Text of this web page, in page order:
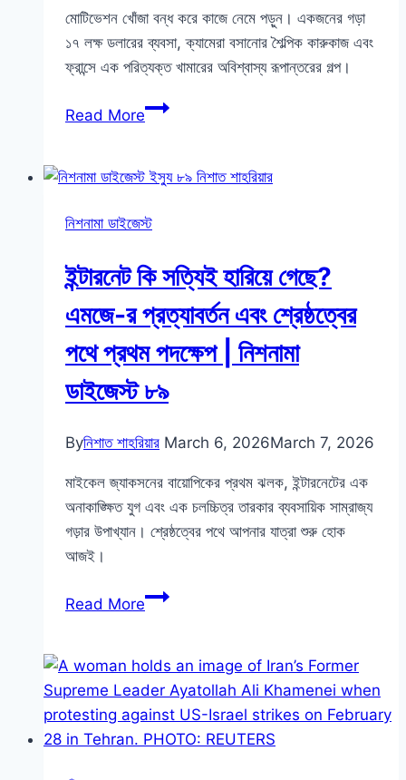
মোটিভেশন খোঁজা বন্ধ করে কাজে নেমে পড়ুন। একজনের গড়া
১৭ লক্ষ ডলারের ব্যবসা, ক্যামেরা বসানোর শৈল্পিক কারুকাজ এবং
ফ্রান্সে এক পরিত্যক্ত খামারের অবিশ্বাস্য রূপান্তরের গল্প।
Read Moreএকাই
সাম্রাজ্য,
জবসের
অভ্যাস
এবং
চ্যাটজিপিটিকে
টেক্কা
ক্রিয়েটর
|
নিশনামা
নিশনামা ডাইজেস্ট
ইন্টারনেট কি সত্যিই হারিয়ে গেছে?
এমজে-র প্রত্যাবর্তন এবং শ্রেষ্ঠত্বের
পথে প্রথম পদক্ষেপ | নিশনামা
ডাইজেস্ট ৮৯
Byনিশাত শাহরিয়ার March 6, 2026March 7, 2026
মাইকেল জ্যাকসনের বায়োপিকের প্রথম ঝলক, ইন্টারনেটের এক
অনাকাঙ্ক্ষিত যুগ এবং এক চলচ্চিত্র তারকার ব্যবসায়িক সাম্রাজ্য
গড়ার উপাখ্যান। শ্রেষ্ঠত্বের পথে আপনার যাত্রা শুরু হোক
আজই।
Read Moreইন্টারনেট
হারিয়ে
গেছে?
এমজে-
র